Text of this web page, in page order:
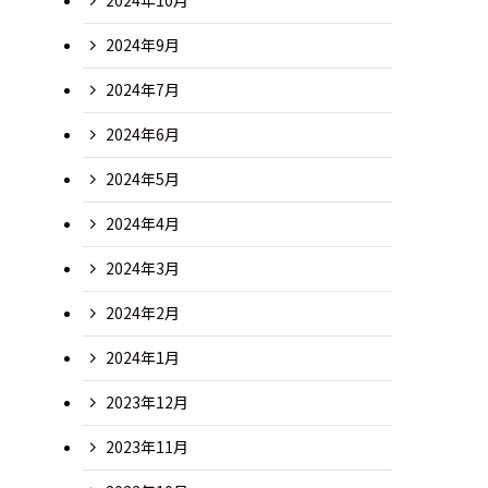
2024年9月
2024年7月
2024年6月
2024年5月
2024年4月
2024年3月
2024年2月
2024年1月
2023年12月
2023年11月